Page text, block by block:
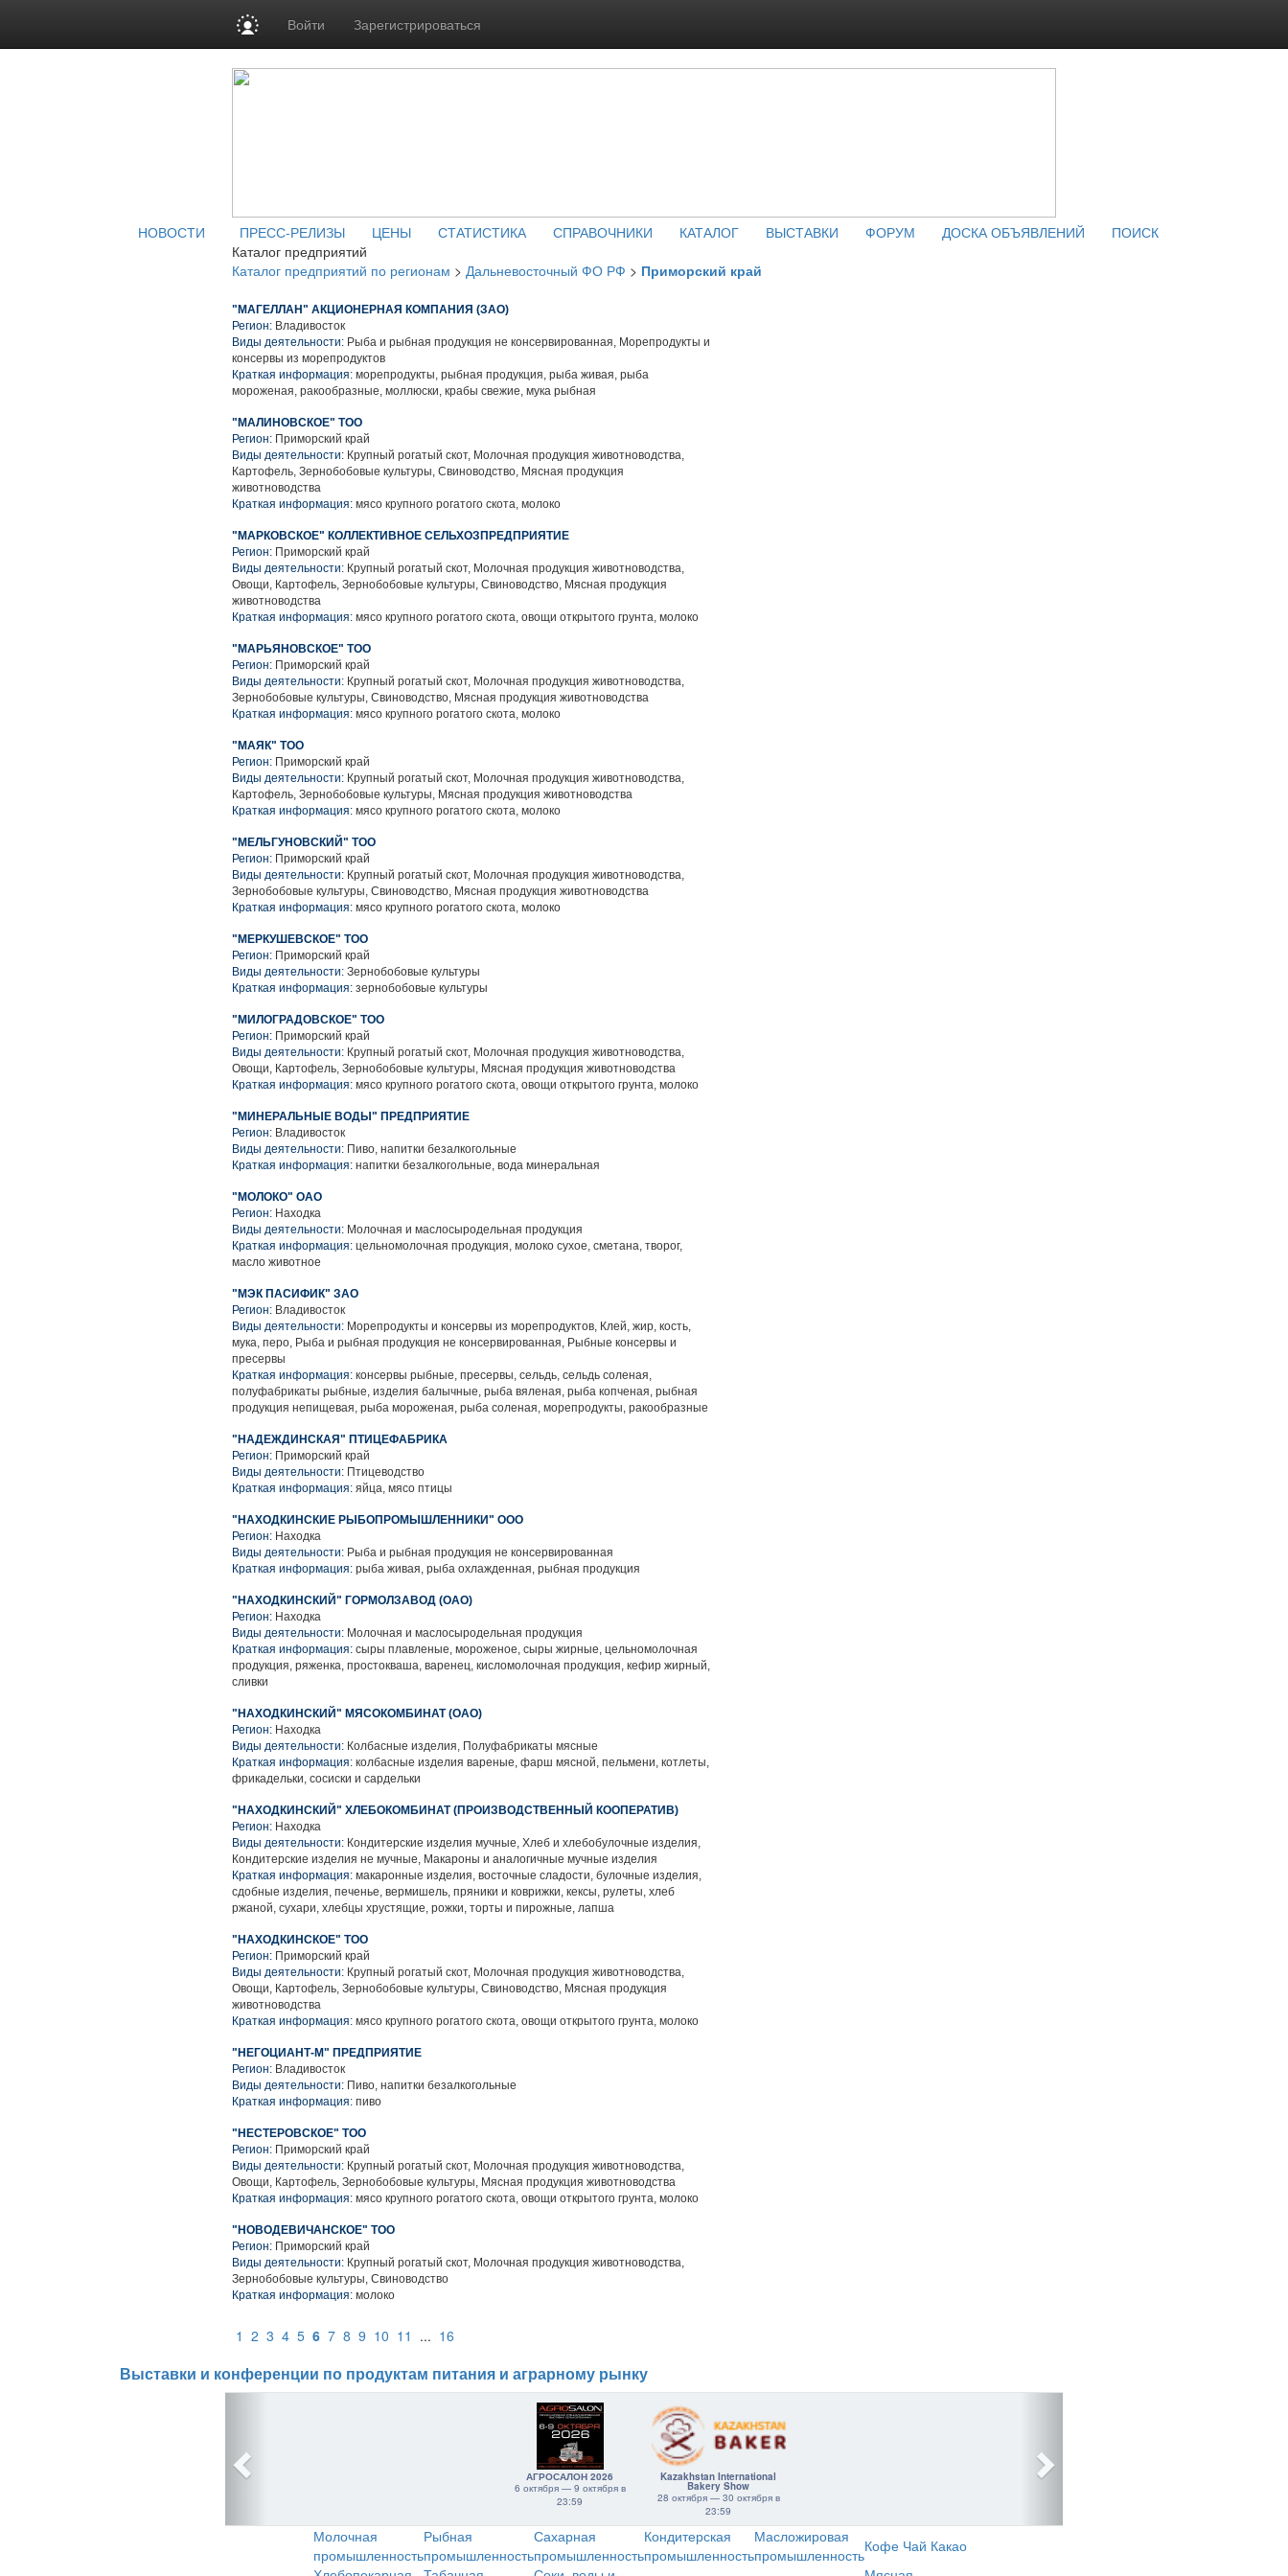
Войти Зарегистрироваться
НОВОСТИ ПРЕСС-РЕЛИЗЫ ЦЕНЫ СТАТИСТИКА СПРАВОЧНИКИ КАТАЛОГ ВЫСТАВКИ ФОРУМ ДОСКА ОБЪЯВЛЕНИЙ
ПОИСК
Каталог предприятий
Каталог предприятий по регионам > Дальневосточный ФО РФ > Приморский край
"МАГЕЛЛАН" АКЦИОНЕРНАЯ КОМПАНИЯ (ЗАО)
Регион: Владивосток
Виды деятельности: Рыба и рыбная продукция не консервированная, Морепродукты и
консервы из морепродуктов
Краткая информация: морепродукты, рыбная продукция, рыба живая, рыба
мороженая, ракообразные, моллюски, крабы свежие, мука рыбная
"МАЛИНОВСКОЕ" ТОО
Регион: Приморский край
Виды деятельности: Крупный рогатый скот, Молочная продукция животноводства,
Картофель, Зернобобовые культуры, Свиноводство, Мясная продукция
животноводства
Краткая информация: мясо крупного рогатого скота, молоко
"МАРКОВСКОЕ" КОЛЛЕКТИВНОЕ СЕЛЬХОЗПРЕДПРИЯТИЕ
Регион: Приморский край
Виды деятельности: Крупный рогатый скот, Молочная продукция животноводства,
Овощи, Картофель, Зернобобовые культуры, Свиноводство, Мясная продукция
животноводства
Краткая информация: мясо крупного рогатого скота, овощи открытого грунта, молоко
"МАРЬЯНОВСКОЕ" ТОО
Регион: Приморский край
Виды деятельности: Крупный рогатый скот, Молочная продукция животноводства,
Зернобобовые культуры, Свиноводство, Мясная продукция животноводства
Краткая информация: мясо крупного рогатого скота, молоко
"МАЯК" ТОО
Регион: Приморский край
Виды деятельности: Крупный рогатый скот, Молочная продукция животноводства,
Картофель, Зернобобовые культуры, Мясная продукция животноводства
Краткая информация: мясо крупного рогатого скота, молоко
"МЕЛЬГУНОВСКИЙ" ТОО
Регион: Приморский край
Виды деятельности: Крупный рогатый скот, Молочная продукция животноводства,
Зернобобовые культуры, Свиноводство, Мясная продукция животноводства
Краткая информация: мясо крупного рогатого скота, молоко
"МЕРКУШЕВСКОЕ" ТОО
Регион: Приморский край
Виды деятельности: Зернобобовые культуры
Краткая информация: зернобобовые культуры
"МИЛОГРАДОВСКОЕ" ТОО
Регион: Приморский край
Виды деятельности: Крупный рогатый скот, Молочная продукция животноводства,
Овощи, Картофель, Зернобобовые культуры, Мясная продукция животноводства
Краткая информация: мясо крупного рогатого скота, овощи открытого грунта, молоко
"МИНЕРАЛЬНЫЕ ВОДЫ" ПРЕДПРИЯТИЕ
Регион: Владивосток
Виды деятельности: Пиво, напитки безалкогольные
Краткая информация: напитки безалкогольные, вода минеральная
"МОЛОКО" ОАО
Регион: Находка
Виды деятельности: Молочная и маслосыродельная продукция
Краткая информация: цельномолочная продукция, молоко сухое, сметана, творог,
масло животное
"МЭК ПАСИФИК" ЗАО
Регион: Владивосток
Виды деятельности: Морепродукты и консервы из морепродуктов, Клей, жир, кость,
мука, перо, Рыба и рыбная продукция не консервированная, Рыбные консервы и
пресервы
Краткая информация: консервы рыбные, пресервы, сельдь, сельдь соленая,
полуфабрикаты рыбные, изделия балычные, рыба вяленая, рыба копченая, рыбная
продукция непищевая, рыба мороженая, рыба соленая, морепродукты, ракообразные
"НАДЕЖДИНСКАЯ" ПТИЦЕФАБРИКА
Регион: Приморский край
Виды деятельности: Птицеводство
Краткая информация: яйца, мясо птицы
"НАХОДКИНСКИЕ РЫБОПРОМЫШЛЕННИКИ" ООО
Регион: Находка
Виды деятельности: Рыба и рыбная продукция не консервированная
Краткая информация: рыба живая, рыба охлажденная, рыбная продукция
"НАХОДКИНСКИЙ" ГОРМОЛЗАВОД (ОАО)
Регион: Находка
Виды деятельности: Молочная и маслосыродельная продукция
Краткая информация: сыры плавленые, мороженое, сыры жирные, цельномолочная
продукция, ряженка, простокваша, варенец, кисломолочная продукция, кефир жирный,
сливки
"НАХОДКИНСКИЙ" МЯСОКОМБИНАТ (ОАО)
Регион: Находка
Виды деятельности: Колбасные изделия, Полуфабрикаты мясные
Краткая информация: колбасные изделия вареные, фарш мясной, пельмени, котлеты,
фрикадельки, сосиски и сардельки
"НАХОДКИНСКИЙ" ХЛЕБОКОМБИНАТ (ПРОИЗВОДСТВЕННЫЙ КООПЕРАТИВ)
Регион: Находка
Виды деятельности: Кондитерские изделия мучные, Хлеб и хлебобулочные изделия,
Кондитерские изделия не мучные, Макароны и аналогичные мучные изделия
Краткая информация: макаронные изделия, восточные сладости, булочные изделия,
сдобные изделия, печенье, вермишель, пряники и коврижки, кексы, рулеты, хлеб
ржаной, сухари, хлебцы хрустящие, рожки, торты и пирожные, лапша
"НАХОДКИНСКОЕ" ТОО
Регион: Приморский край
Виды деятельности: Крупный рогатый скот, Молочная продукция животноводства,
Овощи, Картофель, Зернобобовые культуры, Свиноводство, Мясная продукция
животноводства
Краткая информация: мясо крупного рогатого скота, овощи открытого грунта, молоко
"НЕГОЦИАНТ-М" ПРЕДПРИЯТИЕ
Регион: Владивосток
Виды деятельности: Пиво, напитки безалкогольные
Краткая информация: пиво
"НЕСТЕРОВСКОЕ" ТОО
Регион: Приморский край
Виды деятельности: Крупный рогатый скот, Молочная продукция животноводства,
Овощи, Картофель, Зернобобовые культуры, Мясная продукция животноводства
Краткая информация: мясо крупного рогатого скота, овощи открытого грунта, молоко
"НОВОДЕВИЧАНСКОЕ" ТОО
Регион: Приморский край
Виды деятельности: Крупный рогатый скот, Молочная продукция животноводства,
Зернобобовые культуры, Свиноводство
Краткая информация: молоко
1 2 3 4 5 6 7 8 9 10 11 ... 16
Выставки и конференции по продуктам питания и аграрному рынку
АГРОСАЛОН 2026
6 октября — 9 октября в
23:59
Kazakhstan International
Bakery Show
28 октября — 30 октября в
23:59
Молочная
промышленность
Рыбная
промышленность
Сахарная
промышленность
Кондитерская
промышленность
Масложировая
промышленностьКофе Чай Какао